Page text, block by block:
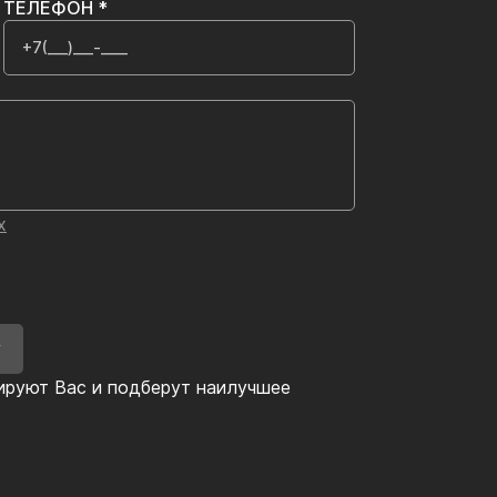
Вас и подберут наилучшее
ТЕЛЕФОН *